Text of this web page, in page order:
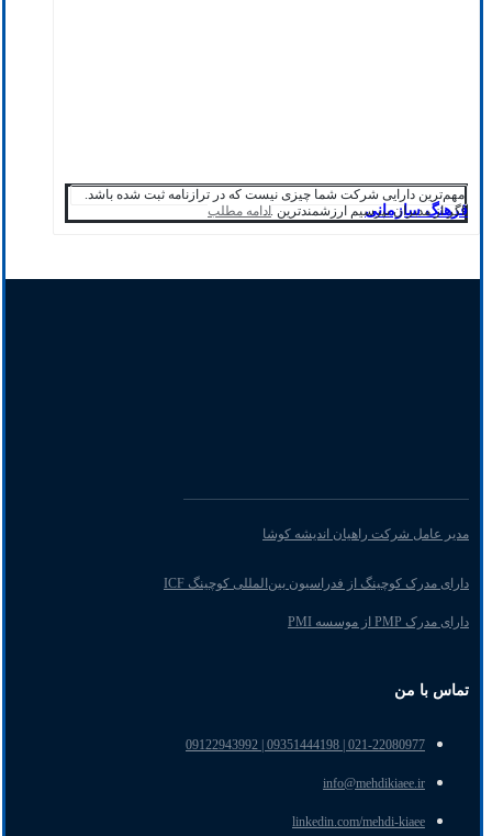
فرهنگ سازمانی
مهم‌ترین دارایی شرکت شما چیزی نیست که در ترازنامه ثبت شده باشد.
اگر از مدیران بپرسیم ارزشمندترین ...ادامه مطلب
مدیر عامل شرکت راهیان اندیشه کوشا
دارای مدرک کوچینگ از فدراسیون بین‌المللی کوچینگ ICF
دارای مدرک PMP از موسسه PMI
تماس با من
021-22080977 | 09351444198 | 09122943992
info@mehdikiaee.ir
linkedin.com/mehdi-kiaee